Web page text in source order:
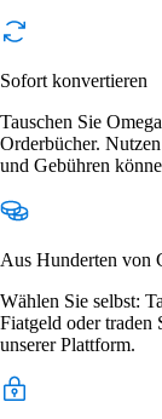
Sofort konvertieren
Tauschen Sie
Orderbücher.
und Gebühren
Aus Hunderten von
Wählen Sie selbst:
Fiatgeld oder traden
unserer Plattform.